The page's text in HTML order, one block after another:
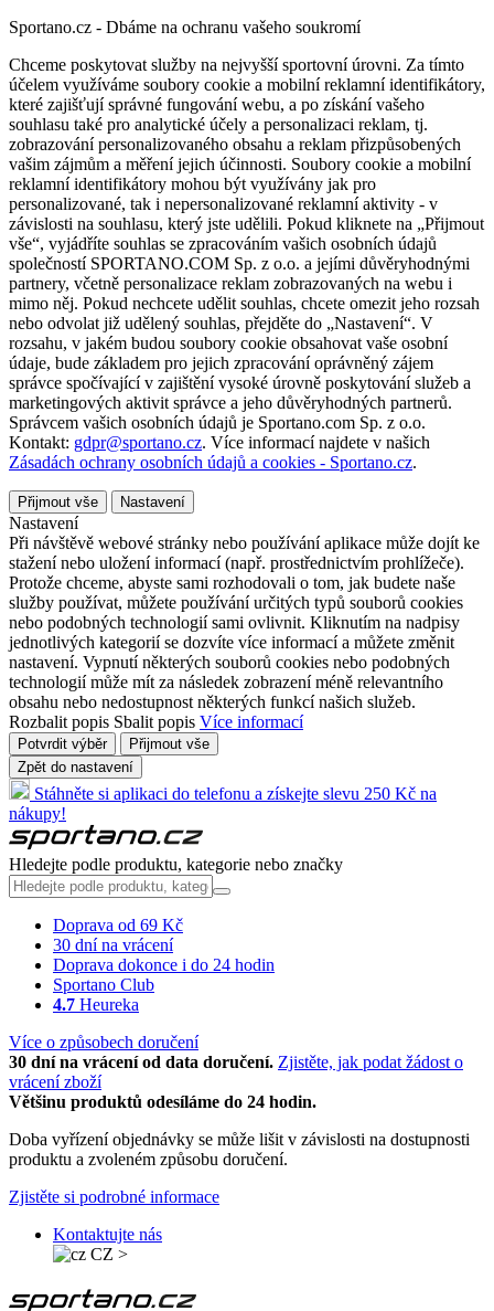
Sportano.cz - Dbáme na ochranu vašeho soukromí
Chceme poskytovat služby na nejvyšší sportovní úrovni. Za tímto
účelem využíváme soubory cookie a mobilní reklamní identifikátory,
které zajišťují správné fungování webu, a po získání vašeho
souhlasu také pro analytické účely a personalizaci reklam, tj.
zobrazování personalizovaného obsahu a reklam přizpůsobených
vašim zájmům a měření jejich účinnosti. Soubory cookie a mobilní
reklamní identifikátory mohou být využívány jak pro
personalizované, tak i nepersonalizované reklamní aktivity - v
závislosti na souhlasu, který jste udělili. Pokud kliknete na „Přijmout
vše“, vyjádříte souhlas se zpracováním vašich osobních údajů
společností SPORTANO.COM Sp. z o.o. a jejími důvěryhodnými
partnery, včetně personalizace reklam zobrazovaných na webu i
mimo něj. Pokud nechcete udělit souhlas, chcete omezit jeho rozsah
nebo odvolat již udělený souhlas, přejděte do „Nastavení“. V
rozsahu, v jakém budou soubory cookie obsahovat vaše osobní
údaje, bude základem pro jejich zpracování oprávněný zájem
správce spočívající v zajištění vysoké úrovně poskytování služeb a
marketingových aktivit správce a jeho důvěryhodných partnerů.
Správcem vašich osobních údajů je Sportano.com Sp. z o.o.
Kontakt: gdpr@sportano.cz. Více informací najdete v našich
Zásadách ochrany osobních údajů a cookies - Sportano.cz.
Přijmout vše Nastavení
Nastavení
Při návštěvě webové stránky nebo používání aplikace může dojít ke
stažení nebo uložení informací (např. prostřednictvím prohlížeče).
Protože chceme, abyste sami rozhodovali o tom, jak budete naše
služby používat, můžete používání určitých typů souborů cookies
nebo podobných technologií sami ovlivnit. Kliknutím na nadpisy
jednotlivých kategorií se dozvíte více informací a můžete změnit
nastavení. Vypnutí některých souborů cookies nebo podobných
technologií může mít za následek zobrazení méně relevantního
obsahu nebo nedostupnost některých funkcí našich služeb.
Rozbalit popis Sbalit popis Více informací
Potvrdit výběr
Přijmout vše
Zpět do nastavení
Stáhněte si aplikaci do telefonu a získejte slevu 250 Kč na
nákupy!
Hledejte podle produktu, kategorie nebo značky
Doprava od 69 Kč
30 dní na vrácení
Doprava dokonce i do 24 hodin
Sportano Club
4.7 Heureka
Více o způsobech doručení
30 dní na vrácení od data doručení. Zjistěte, jak podat žádost o
vrácení zboží
Většinu produktů odesíláme do 24 hodin.
Doba vyřízení objednávky se může lišit v závislosti na dostupnosti
produktu a zvoleném způsobu doručení.
Zjistěte si podrobné informace
Kontaktujte nás
CZ >